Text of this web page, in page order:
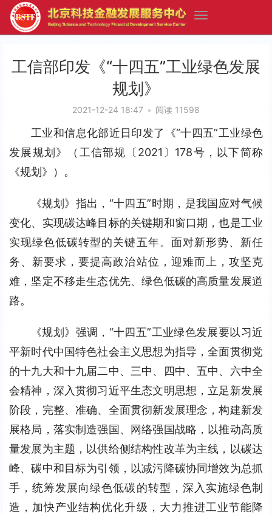
工信部印发《“十四五”工业绿色发展
规划》
2021-12-24 18:47 • 阅读 11598
工业和信息化部近日印发了《“十四五”工业绿色
发展规划》（工信部规〔2021〕178号，以下简称
《规划》）。
《规划》指出，“十四五”时期，是我国应对气候
变化、实现碳达峰目标的关键期和窗口期，也是工业
实现绿色低碳转型的关键五年。面对新形势、新任
务、新要求，要提高政治站位，迎难而上，攻坚克
难，坚定不移走生态优先、绿色低碳的高质量发展道
路。
《规划》强调，“十四五”工业绿色发展要以习近
平新时代中国特色社会主义思想为指导，全面贯彻党
的十九大和十九届二中、三中、四中、五中、六中全
会精神，深入贯彻习近平生态文明思想，立足新发展
阶段，完整、准确、全面贯彻新发展理念，构建新发
展格局，落实制造强国、网络强国战略，以推动高质
量发展为主题，以供给侧结构性改革为主线，以碳达
峰、碳中和目标为引领，以减污降碳协同增效为总抓
手，统筹发展向绿色低碳的转型，深入实施绿色制
造，加快产业结构优化升级，大力推进工业节能降